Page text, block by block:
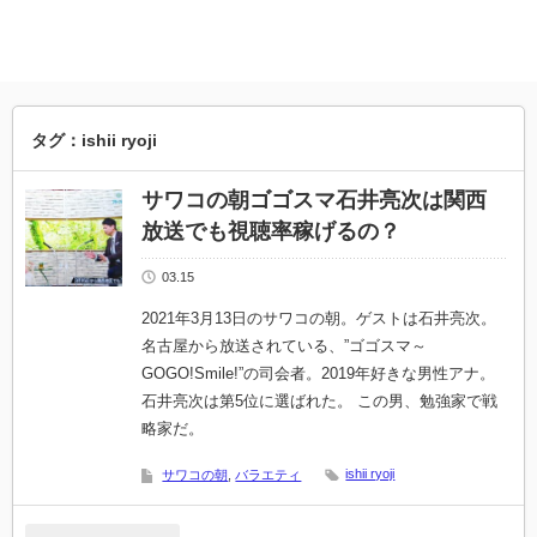
タグ：ishii ryoji
サワコの朝ゴゴスマ石井亮次は関西
放送でも視聴率稼げるの？
03.15
2021年3月13日のサワコの朝。ゲストは石井亮次。
名古屋から放送されている、”ゴゴスマ～
GOGO!Smile!”の司会者。2019年好きな男性アナ。
石井亮次は第5位に選ばれた。 この男、勉強家で戦
略家だ。
サワコの朝 バラエティ ishii ryoji